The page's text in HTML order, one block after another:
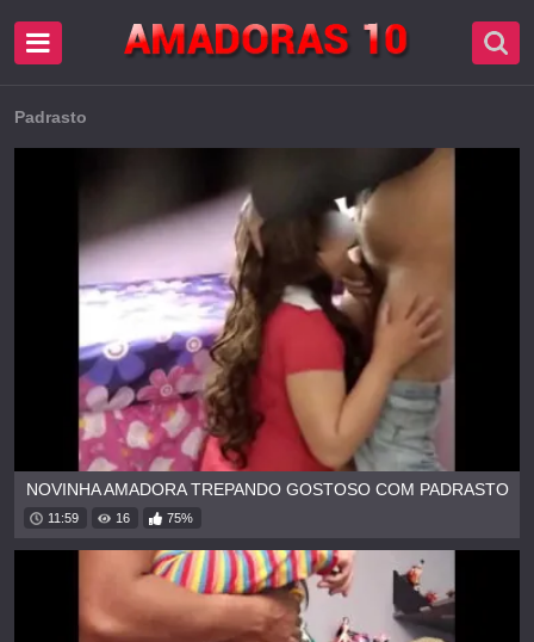
Padrasto
NOVINHA AMADORA TREPANDO GOSTOSO COM PADRASTO
11:59 16 75%